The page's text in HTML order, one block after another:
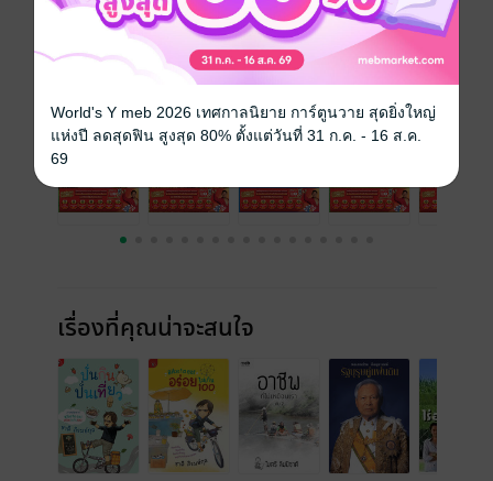
ราคาปก 50 บาท
ฉบับย้อนหลัง
เรื่องที่คุณน่าจะสนใจ
World's Y meb 2026 เทศกาลนิยาย การ์ตูนวาย สุดยิ่งใหญ่
แห่งปี ลดสุดฟิน สูงสุด 80% ตั้งแต่วันที่ 31 ก.ค. - 16 ส.ค.
69